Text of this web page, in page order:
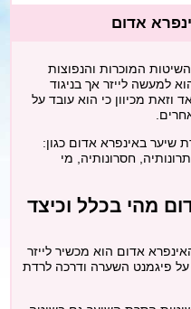
אדום
המוכרות והנפוצות
למעשה לייזר אך בניגוד
וזאת מכיוון כי הוא עובד על
שיער באינפרא אדום כגון:
חסרונותיה, מי
מהי בכלל וכיצד
אדום הוא מכשיר לייזר
על פיגמנט השערה ודרכה לרדת